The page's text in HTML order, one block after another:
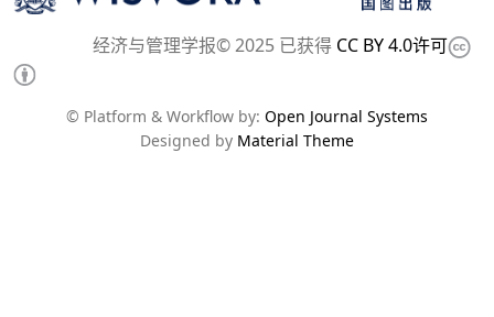
经济与管理学报© 2025 已获得 CC BY 4.0许可
© Platform & Workflow by: Open Journal Systems
Designed by Material Theme